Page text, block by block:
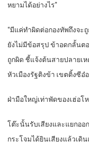
หยามได้อย่างไร”
“มีแค่ทำผิดต่อกองทัพถึงจะ
ยังไม่มีข้อสรุป ข้าอดกลั้นต
ถูกผิด ชี้แจ้งต้นสายปลายเ
หัวเมืองรัฐติงข้า เขตติ้งซีอ๋
ฝ่ามือใหญ่เท่าพัดของเฮ่อโ
โต๊ะนั้นรับเสียงและแยกออ
กระโจมได้ยินเสียงแล้วเดิ